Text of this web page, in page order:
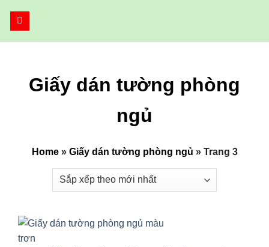
Giấy dán tường phòng
ngủ
Home» Giấy dán tường phòng ngủ » Trang 3